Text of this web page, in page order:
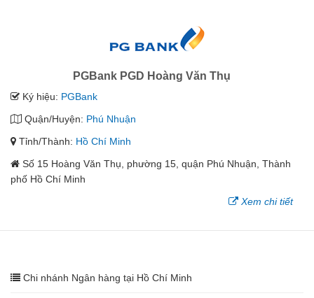
PGBank PGD Hoàng Văn Thụ
Ký hiệu: PGBank
Quận/Huyện: Phú Nhuận
Tỉnh/Thành: Hồ Chí Minh
Số 15 Hoàng Văn Thụ, phường 15, quận Phú Nhuận, Thành
phố Hồ Chí Minh
Xem chi tiết
Chi nhánh Ngân hàng tại Hồ Chí Minh